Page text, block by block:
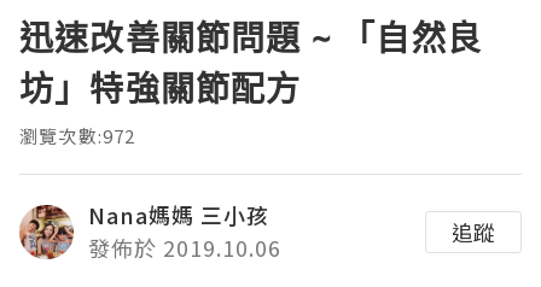
迅速改善關節問題 ~ 「自然良
坊」特強關節配方
瀏覽次數:972
Nana媽媽 三小孩
發佈於 2019.10.06
追蹤